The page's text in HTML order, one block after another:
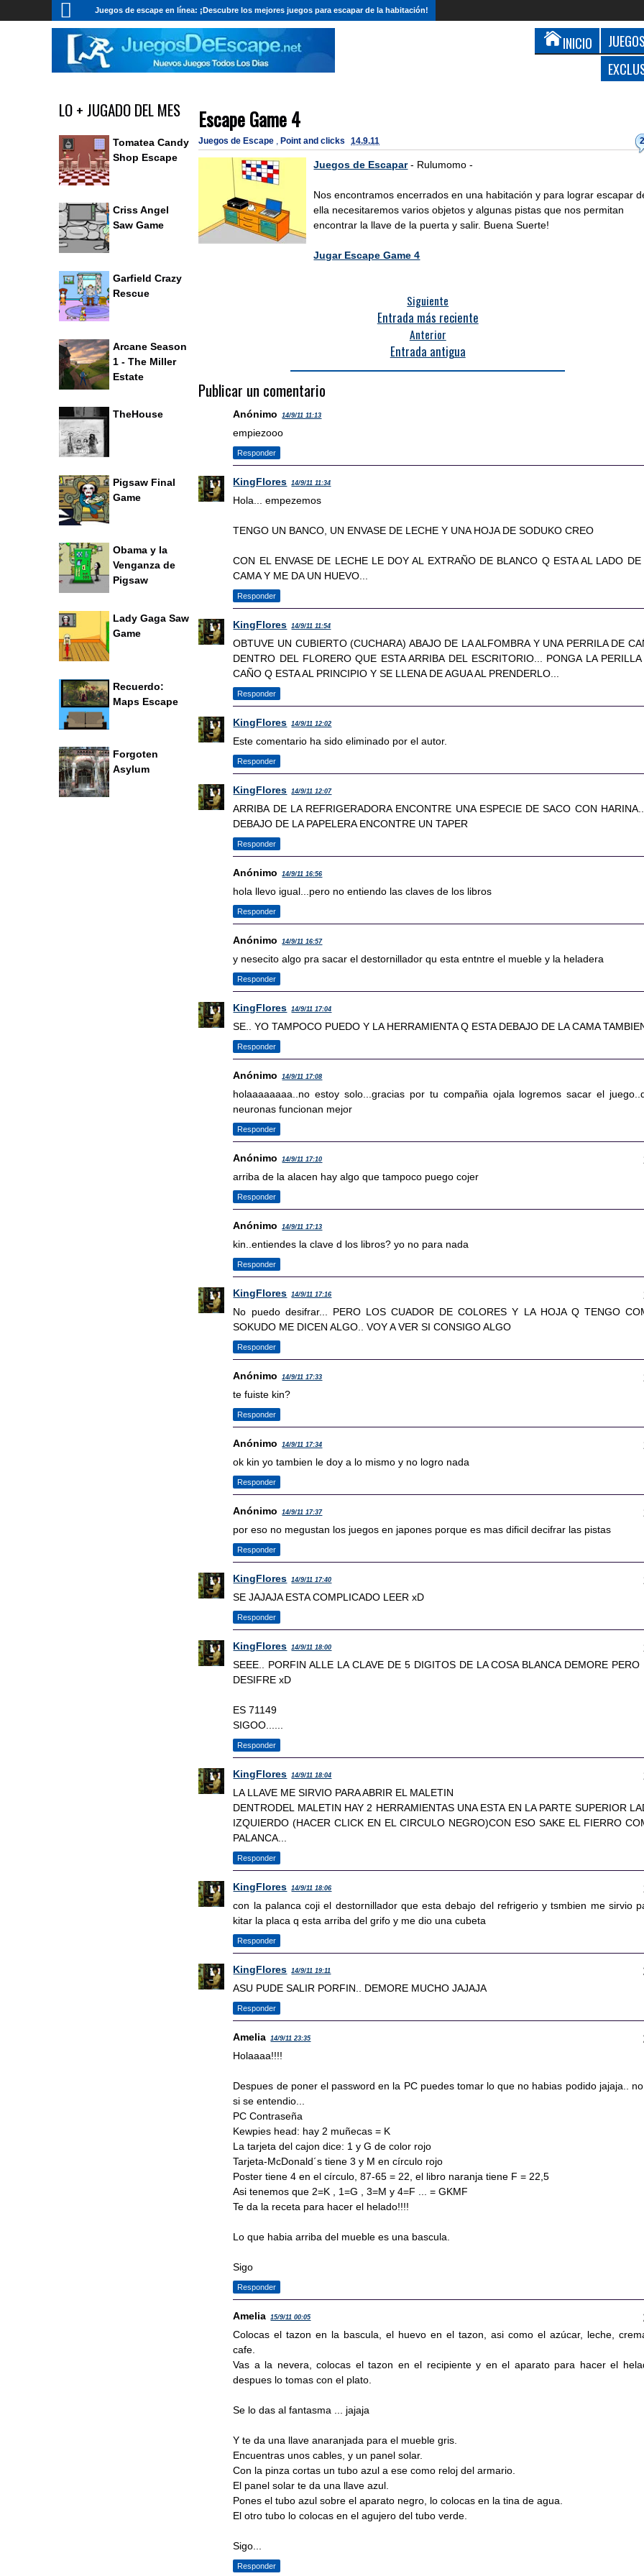
Juegos de escape en línea: ¡Descubre los mejores juegos para escapar de la habitación!
INICIO
Escape Game 4
Juegos de Escape , Point and clicks 14.9.11
Juegos de Escapar- Rulumomo -
Nos encontramos encerrados en una habitación y para lograr escapar
ella necesitaremos varios objetos y algunas pistas que nos permitan
encontrar la llave de la puerta y salir. Buena Suerte!
Jugar Escape Game 4
Siguiente
Entrada más reciente
Anterior
Entrada antigua
Publicar un comentario
Anónimo 14/9/11 11:13
empiezooo
Responder
KingFlores 14/9/11 11:34
Hola... empezemos
TENGO UN BANCO, UN ENVASE DE LECHE Y UNA HOJA DE SODUKO CREO
CON EL ENVASE DE LECHE LE DOY AL EXTRAÑO DE BLANCO Q ESTA AL LADO DE
CAMA Y ME DA UN HUEVO...
Responder
KingFlores 14/9/11 11:54
OBTUVE UN CUBIERTO (CUCHARA) ABAJO DE LA ALFOMBRA Y UNA PERRILA DE
DENTRO DEL FLORERO QUE ESTA ARRIBA DEL ESCRITORIO... PONGA LA PERILLA
CAÑO Q ESTA AL PRINCIPIO Y SE LLENA DE AGUA AL PRENDERLO...
Responder
KingFlores 14/9/11 12:02
Este comentario ha sido eliminado por el autor.
Responder
KingFlores 14/9/11 12:07
ARRIBA DE LA REFRIGERADORA ENCONTRE UNA ESPECIE DE SACO CON
DEBAJO DE LA PAPELERA ENCONTRE UN TAPER
Responder
Anónimo 14/9/11 16:56
hola llevo igual...pero no entiendo las claves de los libros
Responder
Anónimo 14/9/11 16:57
y nesecito algo pra sacar el destornillador qu esta entntre el mueble y la heladera
Responder
KingFlores 14/9/11 17:04
SE.. YO TAMPOCO PUEDO Y LA HERRAMIENTA Q ESTA DEBAJO DE LA CAMA
Responder
Anónimo 14/9/11 17:08
holaaaaaaaa..no estoy solo...gracias por tu compañia ojala logremos sacar el
neuronas funcionan mejor
Responder
Anónimo 14/9/11 17:10
arriba de la alacen hay algo que tampoco puego cojer
Responder
Anónimo 14/9/11 17:13
kin..entiendes la clave d los libros? yo no para nada
Responder
KingFlores 14/9/11 17:16
No puedo desifrar... PERO LOS CUADOR DE COLORES Y LA HOJA Q TENGO
SOKUDO ME DICEN ALGO.. VOY A VER SI CONSIGO ALGO
Responder
Anónimo 14/9/11 17:33
te fuiste kin?
Responder
Anónimo 14/9/11 17:34
ok kin yo tambien le doy a lo mismo y no logro nada
Responder
Anónimo 14/9/11 17:37
por eso no megustan los juegos en japones porque es mas dificil decifrar las pistas
Responder
KingFlores 14/9/11 17:40
SE JAJAJA ESTA COMPLICADO LEER xD
Responder
KingFlores 14/9/11 18:00
SEEE.. PORFIN ALLE LA CLAVE DE 5 DIGITOS DE LA COSA BLANCA DEMORE PERO
DESIFRE xD
ES 71149
SIGOO......
Responder
KingFlores 14/9/11 18:04
LA LLAVE ME SIRVIO PARA ABRIR EL MALETIN
DENTRODEL MALETIN HAY 2 HERRAMIENTAS UNA ESTA EN LA PARTE SUPERIOR
IZQUIERDO (HACER CLICK EN EL CIRCULO NEGRO)CON ESO SAKE EL FIERRO
PALANCA...
Responder
KingFlores 14/9/11 18:06
con la palanca coji el destornillador que esta debajo del refrigerio y tsmbien me sirvio
kitar la placa q esta arriba del grifo y me dio una cubeta
Responder
KingFlores 14/9/11 19:11
ASU PUDE SALIR PORFIN.. DEMORE MUCHO JAJAJA
Responder
Amelia 14/9/11 23:35
Holaaaa!!!!
Despues de poner el password en la PC puedes tomar lo que no habias podido jajaja..
si se entendio...
PC Contraseña
Kewpies head: hay 2 muñecas = K
La tarjeta del cajon dice: 1 y G de color rojo
Tarjeta-McDonald´s tiene 3 y M en círculo rojo
Poster tiene 4 en el círculo, 87-65 = 22, el libro naranja tiene F = 22,5
Asi tenemos que 2=K , 1=G , 3=M y 4=F ... = GKMF
Te da la receta para hacer el helado!!!!
Lo que habia arriba del mueble es una bascula.
Sigo
Responder
Amelia 15/9/11 00:05
Colocas el tazon en la bascula, el huevo en el tazon, asi como el azúcar, leche,
cafe.
Vas a la nevera, colocas el tazon en el recipiente y en el aparato para hacer el
despues lo tomas con el plato.
Se lo das al fantasma ... jajaja
Y te da una llave anaranjada para el mueble gris.
Encuentras unos cables, y un panel solar.
Con la pinza cortas un tubo azul a ese como reloj del armario.
El panel solar te da una llave azul.
Pones el tubo azul sobre el aparato negro, lo colocas en la tina de agua.
El otro tubo lo colocas en el agujero del tubo verde.
Sigo...
Responder
LO + JUGADO DEL MES
Tomatea Candy
Shop Escape
Criss Angel
Saw Game
Garfield Crazy
Rescue
Arcane Season
1 - The Miller
Estate
TheHouse
Pigsaw Final
Game
Obama y la
Venganza de
Pigsaw
Lady Gaga Saw
Game
Recuerdo:
Maps Escape
Forgoten
Asylum